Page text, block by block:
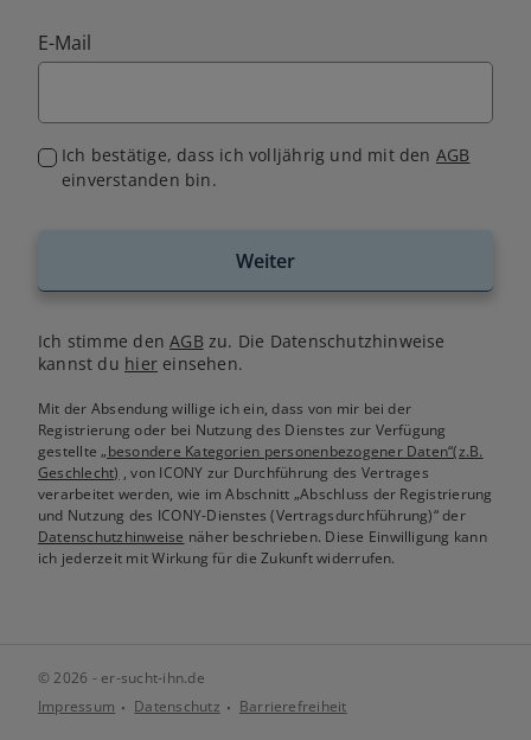
E-Mail
Ich bestätige, dass ich volljährig und mit den AGB
einverstanden bin.
Weiter
Ich stimme denAGB zu. Die Datenschutzhinweise
kannst du hiereinsehen.
Mit der Absendung willige ich ein, dass von mir bei der
Registrierung oder bei Nutzung des Dienstes zur Verfügung
gestellte„besondere Kategorien personenbezogener Daten“(z.B.
Geschlecht) , von ICONY zur Durchführung des Vertrages
verarbeitet werden, wie im Abschnitt „Abschluss der Registrierung
und Nutzung des ICONY-Dienstes (Vertragsdurchführung)“ der
Datenschutzhinweise näher beschrieben. Diese Einwilligung kann
ich jederzeit mit Wirkung für die Zukunft widerrufen.
© 2026 - er-sucht-ihn.de
Impressum
Datenschutz Barrierefreiheit